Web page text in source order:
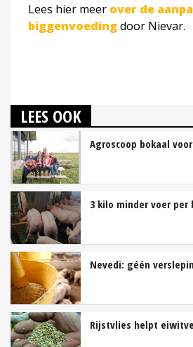
Lees hier meer over de
biggenvoedingdoor Nievar.
LEES OOK
Agroscoop bokaal
3 kilo minder voer per
Nevedi: géén
Rijstvlies helpt